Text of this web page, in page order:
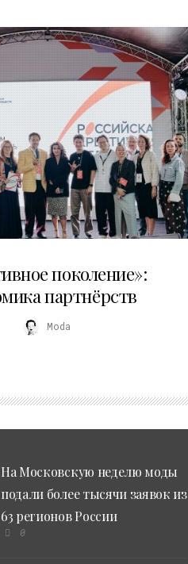
поколение»:
партнёрств
Moda
На Московскую неделю моды
подали более тысячи заявок из
63 регионов России
0